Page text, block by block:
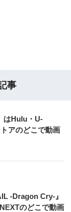
事
はHulu・U-
アのどこで動画
-Dragon Cry-』
のどこで動画